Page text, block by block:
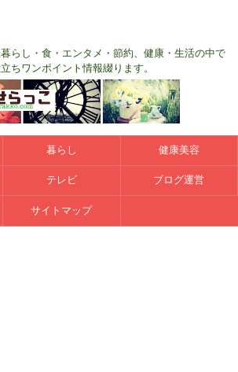
らし・食・エンタメ・節約、健康・生活の中で
ちワンポイント情報綴ります。
暮らし 健康美容
テレビ ブログ運営
サイトマップ